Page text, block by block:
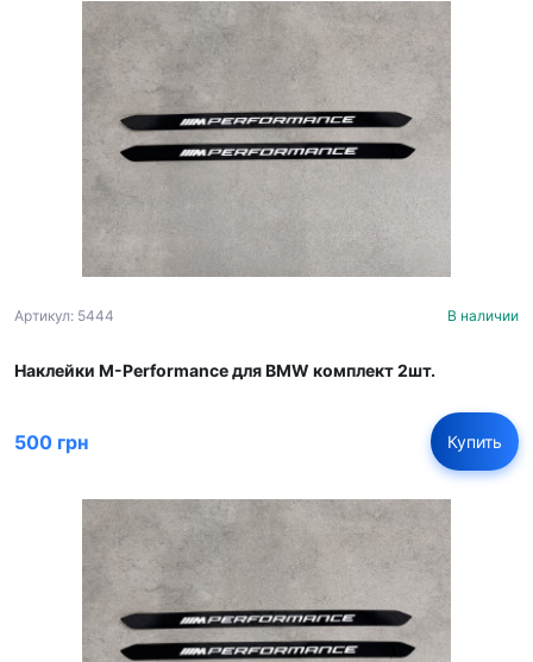
Артикул: 5444 В наличии
Наклейки M-Performance для BMW комплект 2шт.
500 грн Купить